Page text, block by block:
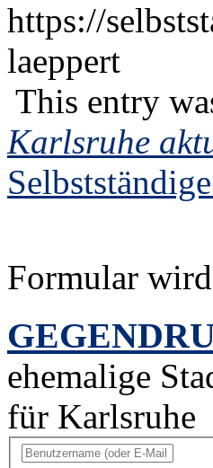
https://
laeppert
This entry
Karlsruhe
Formular
ehemalige
für Karlsruhe